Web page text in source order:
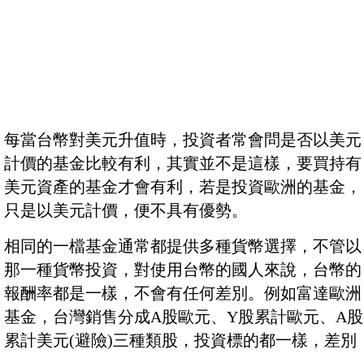
每當台幣對美元升值時，投資者常會問是否以美元
計價的基金比較有利，其實並不是這樣，要買持有
美元資產的基金才會有利，若是投資歐洲的基金，
只是以美元計價，便不具有優勢。
相同的一檔基金通常都提供多種貨幣選擇，不管以
那一種貨幣投資，對使用台幣的國人來說，台幣的
報酬率都是一樣，不會有任何差別。例如富達歐洲
基金，台灣銷售分成A股歐元、Y股累計歐元、A股
累計美元(避險)三種類股，投資標的都一樣，差別